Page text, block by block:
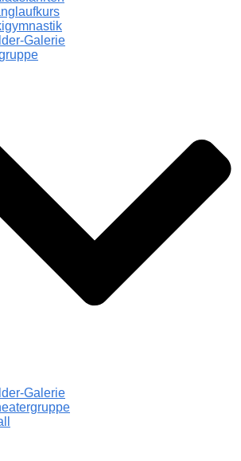
Galerie
Galerie